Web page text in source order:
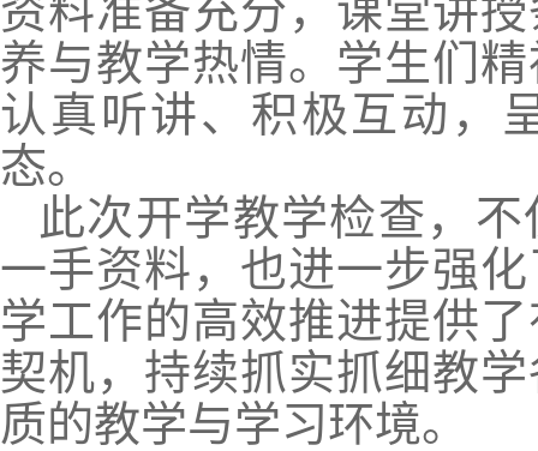
资料准备充分，课堂讲
养与教学热情。学生们
认真听讲、积极互动，
态。
此次开学教学检查，
一手资料，也进一步强
学工作的高效推进提供
契机，持续抓实抓细教
质的教学与学习环境。